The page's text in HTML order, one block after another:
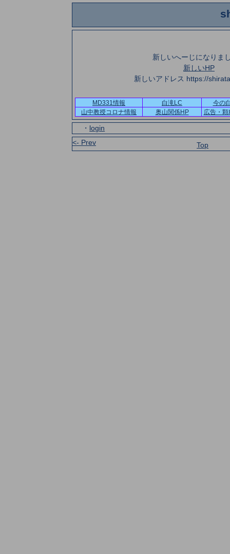
新しいへーじになりま
新しいHP
新しいアドレス https://
MD331情報 白滝LC
今の
山中教授コロナ情報
奥山関係HP 広告・
・ login
<- Prev Top